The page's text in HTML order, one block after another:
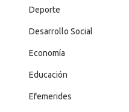
Deporte
Desarrollo Social
Economía
Educación
Efemerides